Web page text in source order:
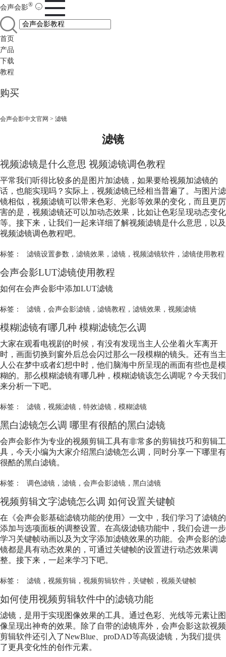
会声会影®
首页
产品
下载
教程
购买
会声会影中文官网 > 滤镜
滤镜
视频滤镜是什么意思 视频滤镜调色教程
平常我们听得比较多的是图片加滤镜 ，如果要给视频加滤镜的
话，也能实现吗？实际上，视频滤镜已经相当普遍了。与图片滤
镜相似，视频滤镜可以带来色彩、光影等效果的变化，而且更厉
害的是，视频滤镜还可以加动态效果，比如让色彩呈现动态变化
等。接下来，让我们一起来详细了解视频滤镜是什么意思，以及
视频滤镜调色教程吧。
标签： 滤镜设置参数 ， 滤镜效果， 滤镜， 视频滤镜软件， 滤镜使用教程
会声会影LUT滤镜使用教程
如何在会声会影中添加LUT滤镜
标签： 滤镜， 会声会影滤镜， 滤镜教程 ， 滤镜效果， 视频滤镜
模糊滤镜有哪几种 模糊滤镜怎么调
大家在观看电视剧的时候，有没有发现当主人公坐着火车离开
时，画面切换到窗外后总会闪过那么一段模糊的镜头。还有当主
人公在梦中或者幻想中时，他们脑海中所呈现的画面有些也是模
糊的。那么模糊滤镜有哪几种，模糊滤镜该怎么调呢？今天我们
来分析一下吧。
标签： 滤镜， 视频滤镜， 特效滤镜， 模糊滤镜
黑白滤镜怎么调 哪里有很酷的黑白滤镜
会声会影作为专业的视频剪辑工具有非常多的剪辑技巧和剪辑工
具，今天小编为大家介绍黑白滤镜怎么调，同时分享一下哪里有
很酷的黑白滤镜。
标签： 调色滤镜， 滤镜， 会声会影滤镜， 黑白滤镜
视频剪辑文字滤镜怎么调 如何设置关键帧
在《会声会影基础滤镜功能的使用》一文中，我们学习了滤镜的
添加与选项面板的调整设置。在高级滤镜功能中，我们会进一步
学习关键帧动画以及为文字添加滤镜效果的功能。会声会影的滤
镜都是具有动态效果的，可通过关键帧的设置进行动态效果调
整。接下来，一起来学习下吧。
标签： 滤镜， 视频剪辑， 视频剪辑软件， 关键帧， 视频关键帧
如何使用视频剪辑软件中的滤镜功能
滤镜 ，是用于实现图像效果的工具。通过色彩、光线等元素让图
像呈现出神奇的效果。除了自带的滤镜库外，会声会影这款视频
剪辑软件还引入了NewBlue、proDAD等高级滤镜 ，为我们提供
了更具变化性的创作元素。